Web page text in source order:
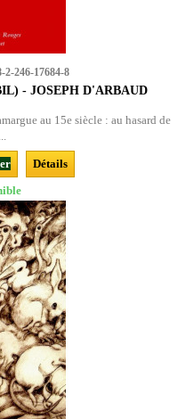
2-246-17684-8
- JOSEPH D'ARBAUD
au 15e siècle : au hasard de
Détails